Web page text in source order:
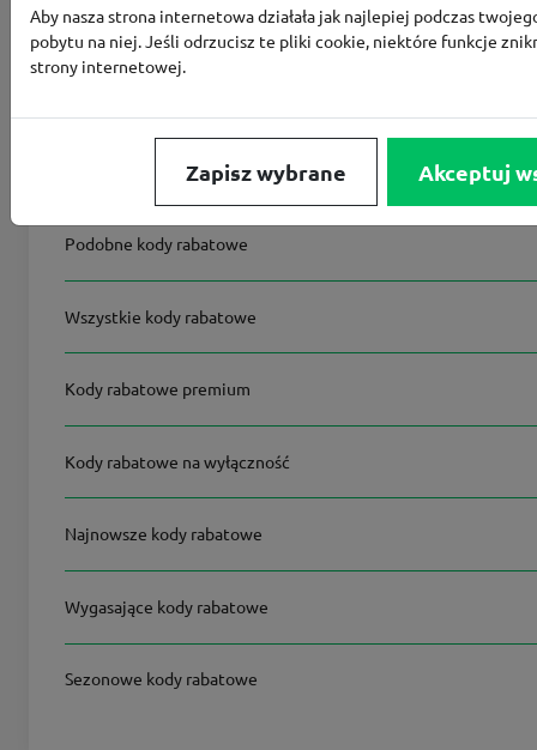
Ostatnia aktualizacja
Podobne kody rabatowe
Wszystkie kody rabatowe
Kody rabatowe premium
Kody rabatowe na wyłączność
Najnowsze kody rabatowe
Wygasające kody rabatowe
Sezonowe kody rabatowe
Aby nasza strona internetowa działała jak najlepiej podczas
pobytu na niej. Jeśli odrzucisz te pliki cookie, niektóre funkcje
strony internetowej.
Zapisz wybrane Akceptuj